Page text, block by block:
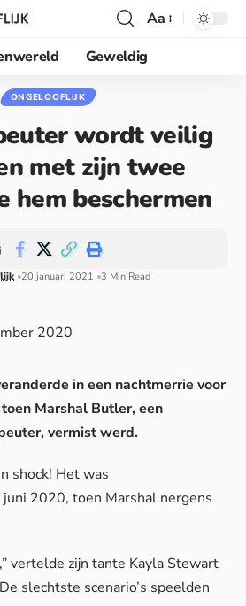
Aa
Geweldig
ONGELOOFLIJK
wordt veilig
met zijn twee
hem beschermen
20 januari 2021 3 Min Read
2020
in een nachtmerrie voor
Marshal Butler, een
vermist werd.
shock! Het was
2020, toen Marshal nergens
vertelde zijn tante Kayla Stewart
slechtste scenario’s speelden